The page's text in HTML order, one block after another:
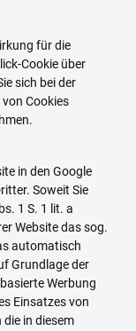
für die
Cookie über
sich bei der
Cookies
in den Google
Soweit Sie
1 S. 1 lit. a
Website das sog.
automatisch
Grundlage der
Werbung
Einsatzes von
in diesem